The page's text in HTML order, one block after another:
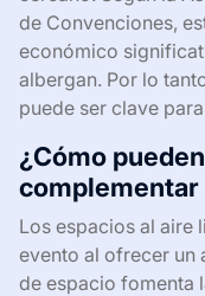
de Convenciones,
económico
albergan. Por lo
puede ser clave
¿Cómo
complementar
Los espacios al aire
evento al ofrecer un
de espacio fomenta